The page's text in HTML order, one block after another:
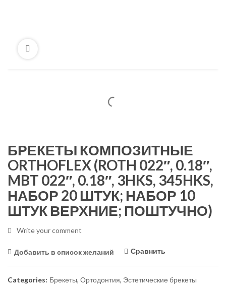
БРЕКЕТЫ КОМПОЗИТНЫЕ
ORTHOFLEX (ROTH 022″, 0.18″,
MBT 022″, 0.18″, 3HKS, 345HKS,
НАБОР 20 ШТУК; НАБОР 10
ШТУК ВЕРХНИЕ; ПОШТУЧНО)
Write your comment
Добавить в список желаний Сравнить
Categories: Брекеты, Ортодонтия, Эстетические брекеты